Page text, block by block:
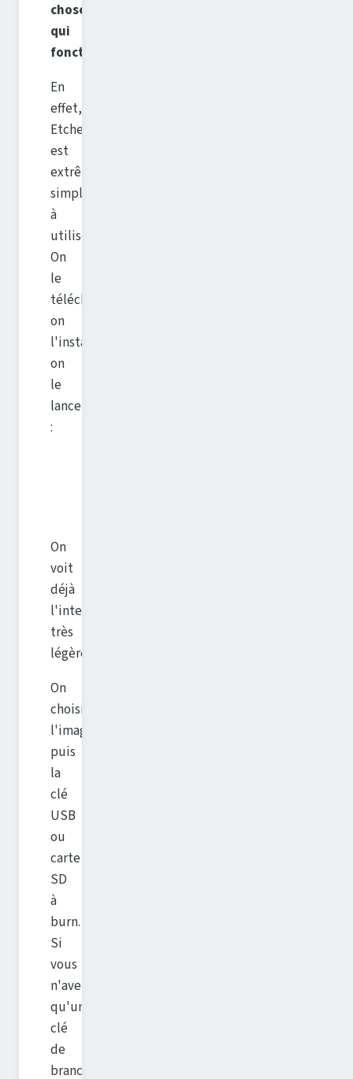
chose
qui
fonctionne
En
effet,
Etcher
est
extrêmement
simple
à
utiliser.
On
le
télécharge,
on
l'installe,
on
le
lance
:
On
voit
déjà
l'interface
très
légère...
On
choisit
l'image,
puis
la
clé
USB
ou
carte
SD
à
burn.
Si
vous
n'avez
qu'une
clé
de
branchée,